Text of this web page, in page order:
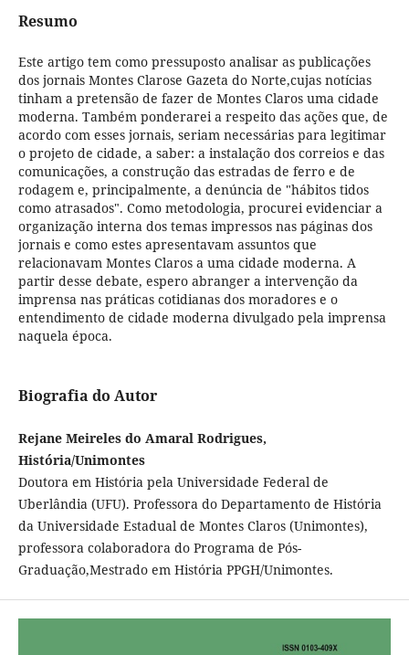
Resumo
Este artigo tem como pressuposto analisar as publicações
dos jornais Montes Clarose Gazeta do Norte,cujas notícias
tinham a pretensão de fazer de Montes Claros uma cidade
moderna. Também ponderarei a respeito das ações que, de
acordo com esses jornais, seriam necessárias para legitimar
o projeto de cidade, a saber: a instalação dos correios e das
comunicações, a construção das estradas de ferro e de
rodagem e, principalmente, a denúncia de "hábitos tidos
como atrasados". Como metodologia, procurei evidenciar a
organização interna dos temas impressos nas páginas dos
jornais e como estes apresentavam assuntos que
relacionavam Montes Claros a uma cidade moderna. A
partir desse debate, espero abranger a intervenção da
imprensa nas práticas cotidianas dos moradores e o
entendimento de cidade moderna divulgado pela imprensa
naquela época.
Biografia do Autor
Rejane Meireles do Amaral Rodrigues,
História/Unimontes
Doutora em História pela Universidade Federal de
Uberlândia (UFU). Professora do Departamento de História
da Universidade Estadual de Montes Claros (Unimontes),
professora colaboradora do Programa de Pós-
Graduação,Mestrado em História PPGH/Unimontes.